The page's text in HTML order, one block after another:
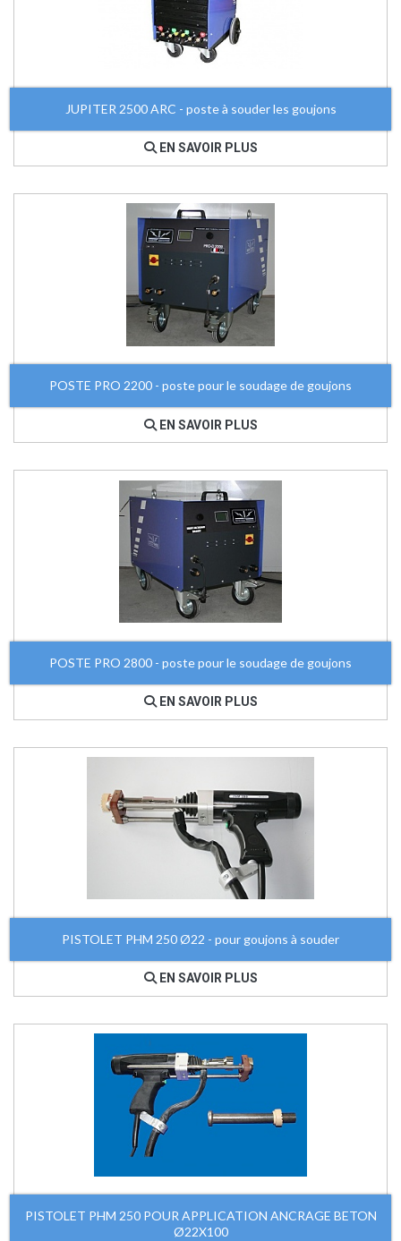
JUPITER 2500 ARC - poste à souder les goujons
EN SAVOIR PLUS
POSTE PRO 2200 - poste pour le soudage de goujons
EN SAVOIR PLUS
POSTE PRO 2800 - poste pour le soudage de goujons
EN SAVOIR PLUS
PISTOLET PHM 250 Ø22 - pour goujons à souder
EN SAVOIR PLUS
PISTOLET PHM 250 POUR APPLICATION ANCRAGE BETON
Ø22X100